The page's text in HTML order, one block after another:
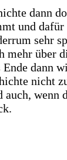
dann
und
sehr
mehr über
dann
nicht
wenn